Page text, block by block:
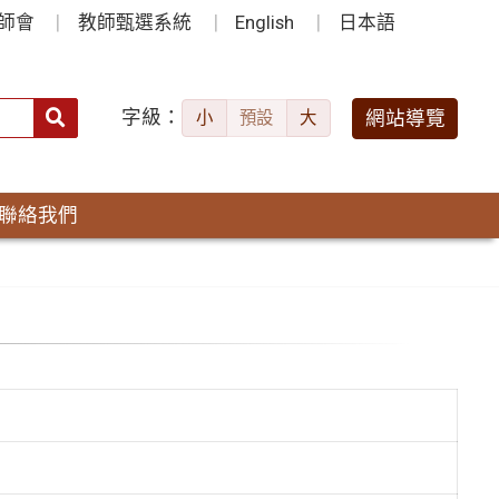
會 教師甄選系統 English 日本語
字級： 小 預設 大 網站導覽
絡我們